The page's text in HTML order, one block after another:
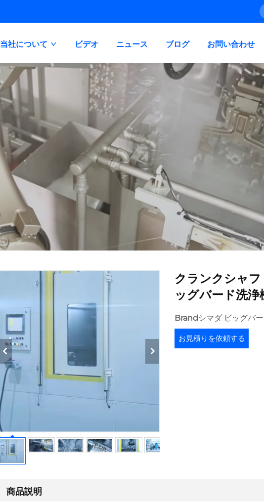
当社について ビデオ ニュース ブログ お問い合わせ
クランクシャ
ッグバード洗浄
Brandシマダ ビッグバ
お見積りを依頼する
商品説明